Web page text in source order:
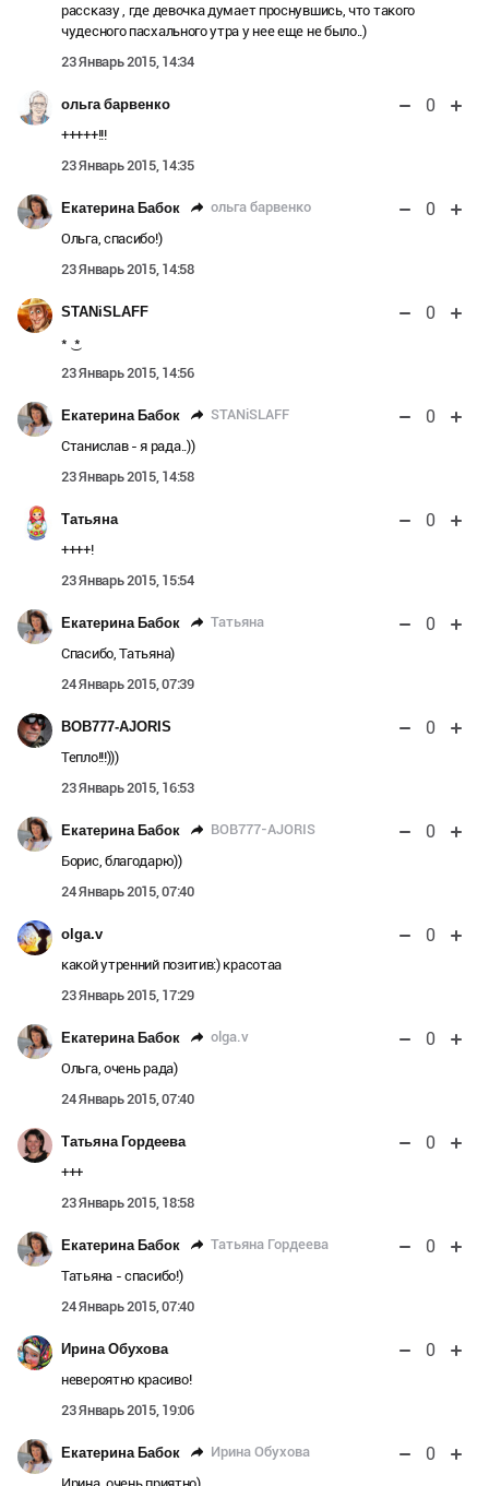
рассказу , где девочка думает проснувшись, что такого
чудесного пасхального утра у нее еще не было..)
23 Январь 2015, 14:34
ольга барвенко 0
+++++!!!
23 Январь 2015, 14:35
Екатерина Бабок ольга барвенко 0
Ольга, спасибо!)
23 Январь 2015, 14:58
STANiSLAFF 0
* ͜ *
23 Январь 2015, 14:56
Екатерина Бабок STANiSLAFF 0
Станислав - я рада..))
23 Январь 2015, 14:58
Татьяна 0
++++!
23 Январь 2015, 15:54
Екатерина Бабок Татьяна 0
Спасибо, Татьяна)
24 Январь 2015, 07:39
BOB777-AJORIS 0
Тепло!!!)))
23 Январь 2015, 16:53
Екатерина Бабок BOB777-AJORIS 0
Борис, благодарю))
24 Январь 2015, 07:40
olga.v 0
какой утренний позитив:) красотаа
23 Январь 2015, 17:29
Екатерина Бабок olga.v 0
Ольга, очень рада)
24 Январь 2015, 07:40
Татьяна Гордеева 0
+++
23 Январь 2015, 18:58
Екатерина Бабок Татьяна Гордеева 0
Татьяна - спасибо!)
24 Январь 2015, 07:40
Ирина Обухова 0
невероятно красиво!
23 Январь 2015, 19:06
Екатерина Бабок Ирина Обухова 0